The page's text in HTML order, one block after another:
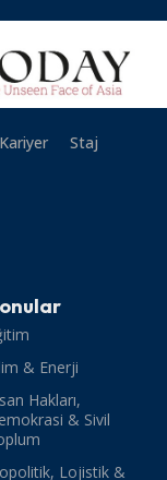
Kariyer
Staj
& Enerji
Hakları,
& Sivil
Lojistik &